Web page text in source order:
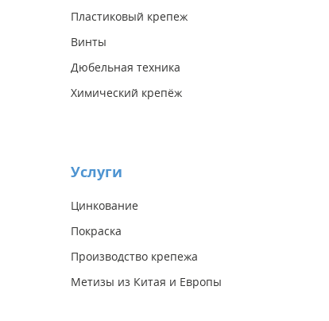
Пластиковый крепеж
Винты
Дюбельная техника
Химический крепёж
Услуги
Цинкование
Покраска
Производство крепежа
Метизы из Китая и Европы